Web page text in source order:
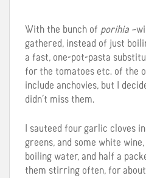
With the bunch of porihia
gathered, instead of just
a fast, one-pot-pasta
for the tomatoes etc. of the
include anchovies, but I
didn’t miss them.
I sauteed four garlic cloves
greens, and some white
boiling water, and half a
them stirring often, for